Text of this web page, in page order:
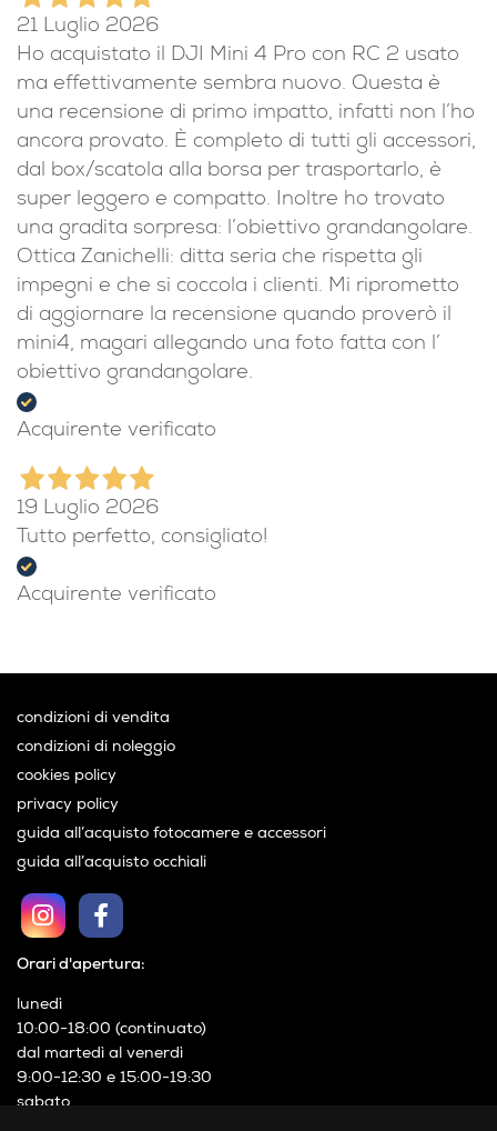
21 Luglio 2026
Ho acquistato il DJI Mini 4 Pro con RC 2 usato
ma effettivamente sembra nuovo. Questa è
una recensione di primo impatto, infatti non l’ho
ancora provato. È completo di tutti gli accessori,
dal box/scatola alla borsa per trasportarlo, è
super leggero e compatto. Inoltre ho trovato
una gradita sorpresa: l’obiettivo grandangolare.
Ottica Zanichelli: ditta seria che rispetta gli
impegni e che si coccola i clienti. Mi riprometto
di aggiornare la recensione quando proverò il
mini4, magari allegando una foto fatta con l’
obiettivo grandangolare.
Acquirente verificato
19 Luglio 2026
Tutto perfetto, consigliato!
Acquirente verificato
Orari d'apertura:
lunedì
10:00-18:00 (continuato)
dal martedì al venerdì
9:00-12:30 e 15:00-19:30
sabato
condizioni di vendita
condizioni di noleggio
cookies policy
privacy policy
guida all’acquisto fotocamere e accessori
guida all’acquisto occhiali